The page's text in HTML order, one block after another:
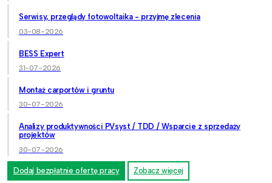
Serwisy, przeglądy fotowoltaika - przyjmę zlecenia
03-08-2026
BESS Expert
31-07-2026
Montaż carportów i gruntu
30-07-2026
Analizy produktywności PVsyst / TDD / Wsparcie z sprzedaży
projektów
30-07-2026
Dodaj bezpłatnie ofertę pracy Zobacz więcej